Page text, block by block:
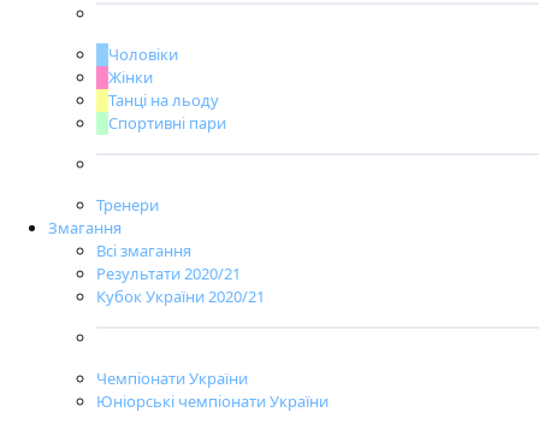
Чоловіки
Жінки
Танці на льоду
Спортивні пари
Тренери
Змагання
Всі змагання
Результати 2020/21
Кубок України 2020/21
Чемпіонати України
Юніорські чемпіонати України